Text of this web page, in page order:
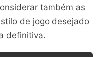
também as
de jogo desejado
definitiva.